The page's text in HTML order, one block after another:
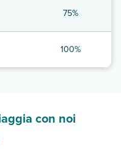
75%
100%
con noi